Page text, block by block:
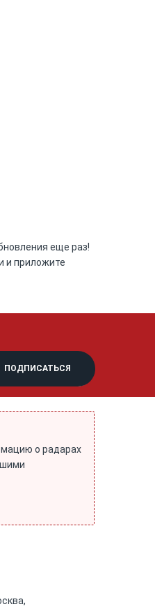
еще раз!
и приложите
о радарах